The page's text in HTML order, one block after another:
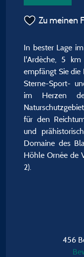
Zu meinen
In bester Lage
l'Ardèche, 5
empfängt Sie die
Sterne-Sport-
im Herzen
für den
und
Domaine des
Höhle Ornée de
2).
456